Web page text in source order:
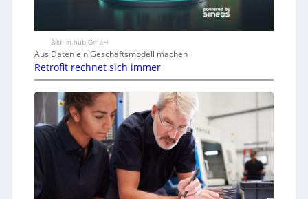
Bild: in.hub GmbH
Aus Daten ein Geschäftsmodell machen
Retrofit rechnet sich immer